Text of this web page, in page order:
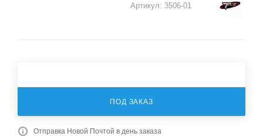
Артикул: 3506-01
ПОД ЗАКАЗ
Отправка Новой Почтой в день заказа